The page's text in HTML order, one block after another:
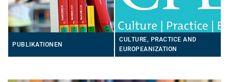
PUBLIKATIONEN
CULTURE, PRACTICE AND
EUROPEANIZATION